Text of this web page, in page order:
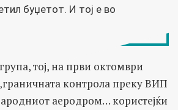
буџетот. И тој е во
тој, на први октомври
контрола преку ВИП
аеродром… користејќи